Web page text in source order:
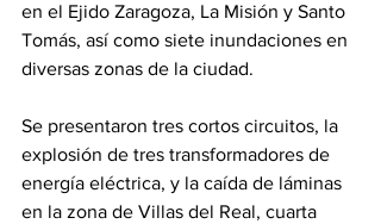
en el Ejido Zaragoza, La Misión y Santo
Tomás, así como siete inundaciones en
diversas zonas de la ciudad.
Se presentaron tres cortos circuitos, la
explosión de tres transformadores de
energía eléctrica, y la caída de láminas
en la zona de Villas del Real, cuarta